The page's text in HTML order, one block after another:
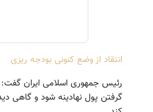
انتقاد از وضع کنونی بودجه ریزی
رئیس جمهوری اسلامی ایران
گرفتن پول نهادینه شود و گاهی